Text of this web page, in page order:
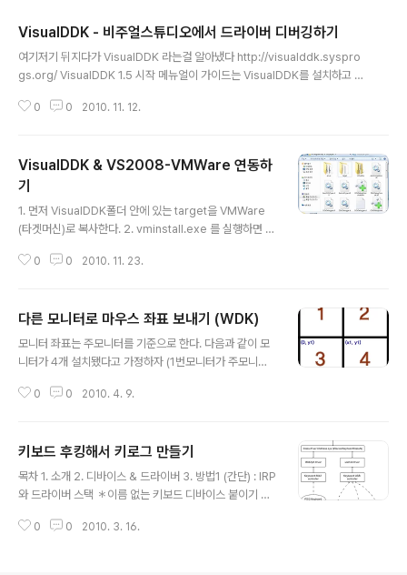
VisualDDK - 비주얼스튜디오에서 드라이버 디버깅하기
여기저기 뒤지다가 VisualDDK 라는걸 알아냈다 http://visualddk.syspro
gs.org/ VisualDDK 1.5 시작 메뉴얼이 가이드는 VisualDDK를 설치하고 설
당신은 VisualDDK를 기능적으로 완벽하게 느낄 수 있고 간략한 가이드를 통
다.)가 설치돼는지인해라. 64비트 호스트 머신에서도 32비트 디버깅 툴을 설
치해야 한다. 왜냐하면 VisualStudio자체는 32비트 이고 32비트 DLL들을
사용한다. Installer에서 요..
0 0 2010. 11. 12.
VisualDDK & VS2008-VMWare 연동하
기
1. 먼저 VisualDDK폴더 안에 있는 target을 VMWare
(타겟머신)로 복사한다. 2. vminstall.exe 를 실행하면 아
팅한다. 3. 부팅 할 OS를 선택하는 창이 뜨면 VS2008 메
대기를 하고 OS를 선택하는 창에서 VirtualKD가 적혀있
는 항목을 선택해서 부팅한다. 5. 부팅이 완료되면 VMWa
re에 DDKLaunchMonitor란 프로그램이 실행되는데 표
ogress 창에서 Target machine hostn..
0 0 2010. 11. 23.
다른 모니터로 마우스 좌표 보내기 (WDK)
모니터 좌표는 주모니터를 기준으로 한다. 다음과 같이 모
니터가 4개 설치됐다고 가정하자 (1번모니터가 주모니터
2번모니터의 좌표는 1번모니터의 가로길이부터 시작한다.
단에서 처리를 해줘야한다. mouclass에 mouse event
를 보내 줄 때, x y 값은 가로세로 최대 0xFFFF 0xFFFF
값을 가진다. 설명을 쉽게 하기 위해 소스를 예로 들겠다. t
Left; LONG Right; } RECT; ... 중략 ... RECT monPri
0 0 2010. 4. 9.
키보드 후킹해서 키로그 만들기
목차 1. 소개 2. 디바이스 & 드라이버 3. 방법1 (간단) : IRP
와 드라이버 스택 ＊이름 없는 키보드 디바이스 붙이기 ＊
utine Patch and 활성화된 창 감지 예제 4. 방법2 : kbd
0 0 2010. 3. 16.